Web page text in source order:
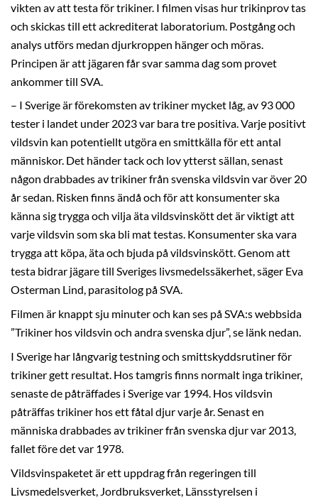
vikten av att testa för trikiner. I filmen visas hur trikinprov tas
och skickas till ett ackrediterat laboratorium. Postgång och
analys utförs medan djurkroppen hänger och möras.
Principen är att jägaren får svar samma dag som provet
ankommer till SVA.
– I Sverige är förekomsten av trikiner mycket låg, av 93 000
tester i landet under 2023 var bara tre positiva. Varje positivt
vildsvin kan potentiellt utgöra en smittkälla för ett antal
människor. Det händer tack och lov ytterst sällan, senast
någon drabbades av trikiner från svenska vildsvin var över 20
år sedan. Risken finns ändå och för att konsumenter ska
känna sig trygga och vilja äta vildsvinskött det är viktigt att
varje vildsvin som ska bli mat testas. Konsumenter ska vara
trygga att köpa, äta och bjuda på vildsvinskött. Genom att
testa bidrar jägare till Sveriges livsmedelssäkerhet, säger Eva
Osterman Lind, parasitolog på SVA.
Filmen är knappt sju minuter och kan ses på SVA:s webbsida
”Trikiner hos vildsvin och andra svenska djur”, se länk nedan.
I Sverige har långvarig testning och smittskyddsrutiner för
trikiner gett resultat. Hos tamgris finns normalt inga trikiner,
senaste de påträffades i Sverige var 1994. Hos vildsvin
påträffas trikiner hos ett fåtal djur varje år. Senast en
människa drabbades av trikiner från svenska djur var 2013,
fallet före det var 1978.
Vildsvinspaketet är ett uppdrag från regeringen till
Livsmedelsverket, Jordbruksverket, Länsstyrelsen i